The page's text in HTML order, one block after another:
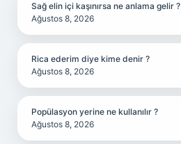
Sağ elin içi kaşınırsa ne anlama gelir ?
Ağustos 8, 2026
Rica ederim diye kime denir ?
Ağustos 8, 2026
Popülasyon yerine ne kullanılır ?
Ağustos 8, 2026